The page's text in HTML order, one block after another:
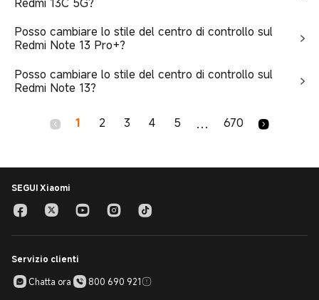
Posso cambiare lo stile del centro di controllo sul
Redmi Note 13 Pro+?
Posso cambiare lo stile del centro di controllo sul
Redmi Note 13?
1 2 3 4 5 ... 670
SEGUI Xiaomi
Servizio clienti
Chatta ora
800 690 921